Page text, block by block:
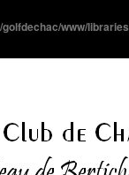
golfdechac/www/